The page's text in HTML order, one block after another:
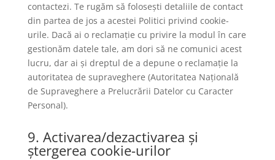
contactezi. Te rugăm să folosești detaliile de contact
din partea de jos a acestei Politici privind cookie-
urile. Dacă ai o reclamație cu privire la modul în care
gestionăm datele tale, am dori să ne comunici acest
lucru, dar ai și dreptul de a depune o reclamație la
autoritatea de supraveghere (Autoritatea Națională
de Supraveghere a Prelucrării Datelor cu Caracter
Personal).
9. Activarea/dezactivarea și
ștergerea cookie-urilor